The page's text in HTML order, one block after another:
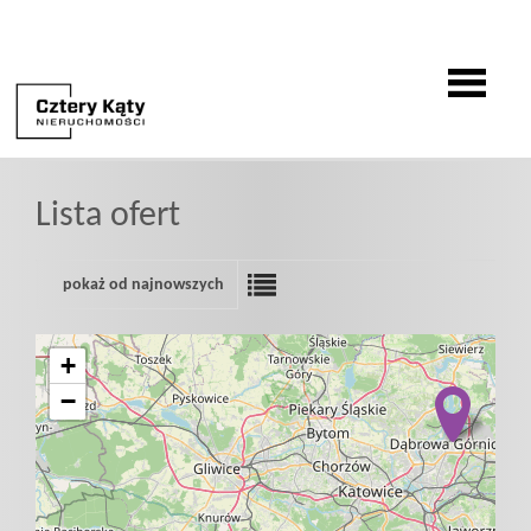
O
Zgłoszenia
Zgłoś
Lista ofert
pokaż od najnowszych
+
−